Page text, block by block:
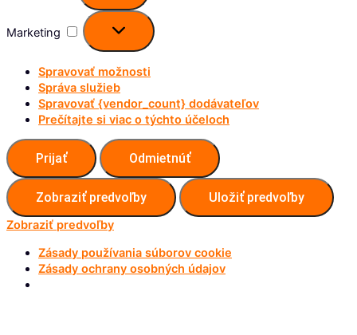
Marketing
Marketing
Spravovať možnosti
Správa služieb
Spravovať {vendor_count} dodávateľov
Prečítajte si viac o týchto účeloch
Prijať Odmietnúť
Zobraziť predvoľby Uložiť predvoľby
Zobraziť predvoľby
Zásady používania súborov cookie
Zásady ochrany osobných údajov